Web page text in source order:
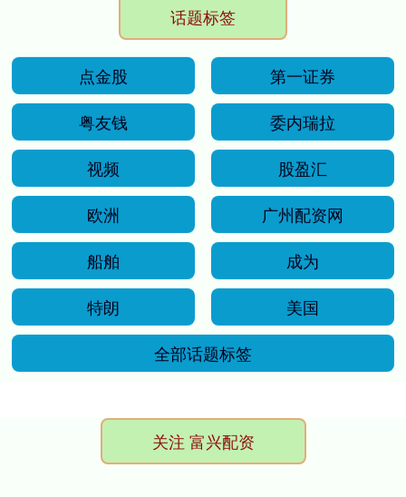
话题标签
点金股
第一证券
粤友钱
委内瑞拉
视频
股盈汇
欧洲
广州配资网
船舶
成为
特朗
美国
全部话题标签
关注 富兴配资